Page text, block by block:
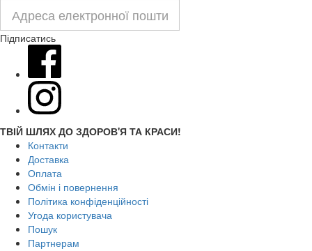
Підписатись
ТВІЙ ШЛЯХ ДО ЗДОРОВ'Я ТА КРАСИ!
Контакти
Доставка
Оплата
Обмін і повернення
Політика конфіденційності
Угода користувача
Пошук
Партнерам